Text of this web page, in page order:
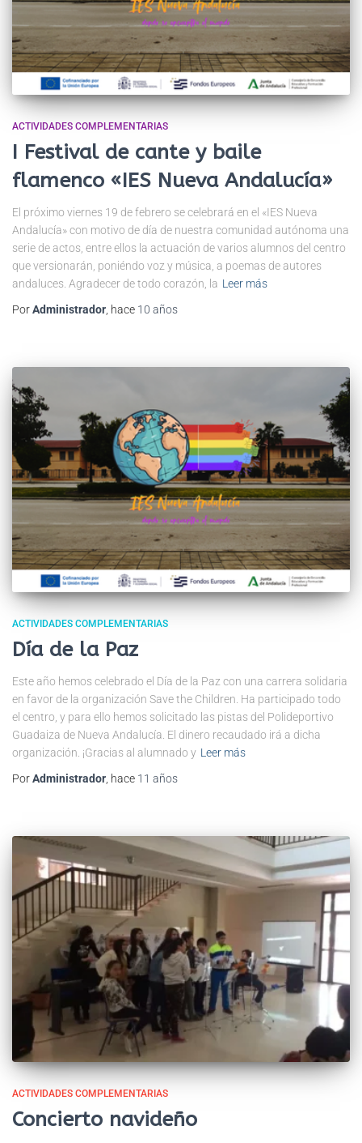
ACTIVIDADES COMPLEMENTARIAS
I Festival de cante y baile
flamenco «IES Nueva Andalucía»
El próximo viernes 19 de febrero se celebrará en el «IES Nueva
Andalucía» con motivo de día de nuestra comunidad autónoma una
serie de actos, entre ellos la actuación de varios alumnos del centro
que versionarán, poniéndo voz y música, a poemas de autores
andaluces. Agradecer de todo corazón, la Leer más
PorAdministrador , hace 10 años
ACTIVIDADES COMPLEMENTARIAS
Día de la Paz
Este año hemos celebrado el Día de la Paz con una carrera solidaria
en favor de la organización Save the Children. Ha participado todo
el centro, y para ello hemos solicitado las pistas del Polideportivo
Guadaiza de Nueva Andalucía. El dinero recaudado irá a dicha
organización. ¡Gracias al alumnado y Leer más
PorAdministrador, hace 11 años
ACTIVIDADES COMPLEMENTARIAS
Concierto navideño